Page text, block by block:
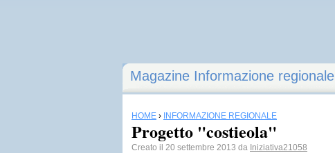
Magazine Informazione regionale
HOME › INFORMAZIONE REGIONALE
Progetto "costieola"
Creato il 20 settembre 2013 da Iniziativa21058